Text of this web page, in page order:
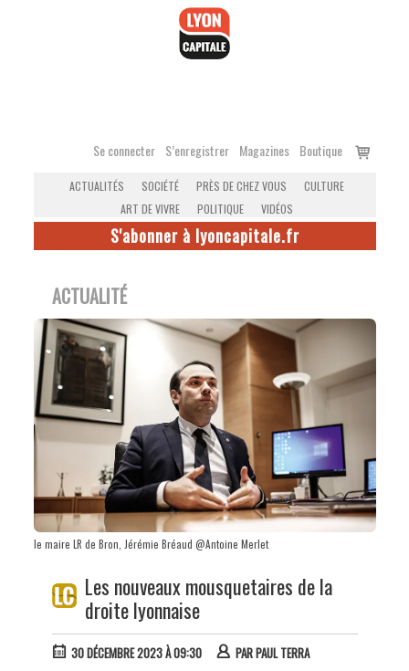
Se connecter S’enregistrer Magazines Boutique
Voir
ACTUALITÉS SOCIÉTÉ PRÈS DE CHEZ VOUS
CULTURE
ART DE VIVRE
POLITIQUE VIDÉOS
S'abonner à lyoncapitale.fr
ACTUALITÉ
le maire LR de Bron, Jérémie Bréaud @Antoine Merlet
Les nouveaux mousquetaires de la
droite lyonnaise
30 DÉCEMBRE 2023 À 09:30 PARPAUL TERRA